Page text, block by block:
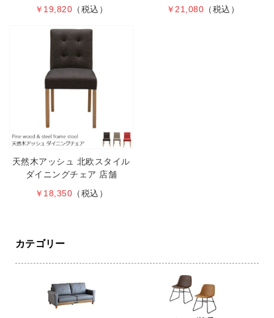
￥19,820 （税込）
￥21,080 （税込）
天然木アッシュ 北欧スタイル
ダイニングチェア 店舗
￥18,350 （税込）
カテゴリー